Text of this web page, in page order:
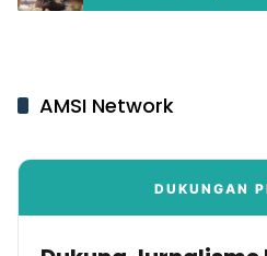
AMSI Network
DUKUNGAN